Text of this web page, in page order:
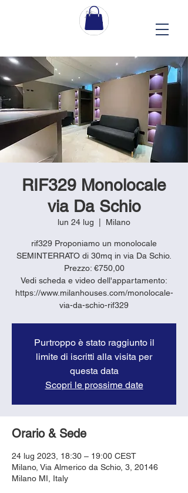
RIF329 Monolocale
via Da Schio
lun 24 lug Milano
rif329 Proponiamo un monolocale
SEMINTERRATO di 30mq in via Da Schio.
Prezzo: €750,00
Vedi scheda e video dell'appartamento:
https://www.milanhouses.com/monolocale-
via-da-schio-rif329
Purtroppo è stato raggiunto il
limite di iscritti alla visita per
questa data
Scopri le prossime date
Orario & Sede
24 lug 2023, 18:30 – 19:00 CEST
Milano, Via Almerico da Schio, 3, 20146
Milano MI, Italy